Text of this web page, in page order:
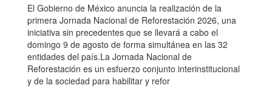
El Gobierno de México anuncia la realización de la
primera Jornada Nacional de Reforestación 2026, una
iniciativa sin precedentes que se llevará a cabo el
domingo 9 de agosto de forma simultánea en las 32
entidades del país.La Jornada Nacional de
Reforestación es un esfuerzo conjunto interinstitucional
y de la sociedad para habilitar y refor